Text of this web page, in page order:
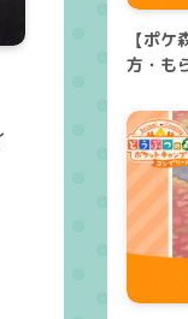
【ポ
方・も